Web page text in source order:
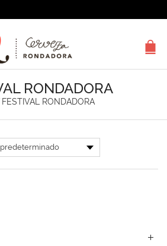
RONDADORA
FESTIVAL RONDADORA